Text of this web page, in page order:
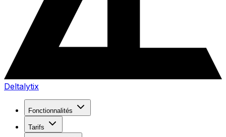
Deltalytix
Fonctionnalités
Tarifs